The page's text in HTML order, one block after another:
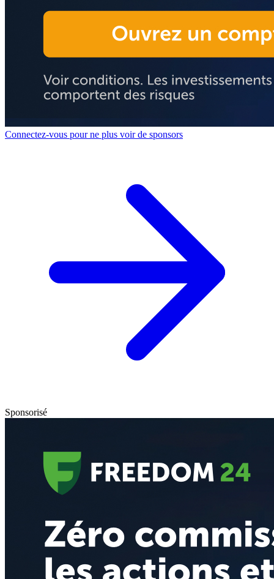
Connectez-vous pour ne plus voir de sponsors
Sponsorisé